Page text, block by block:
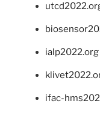
ialp2022.org
ifac-